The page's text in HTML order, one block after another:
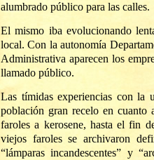
alumbrado público para las calles.
El mismo iba evolucionando
local. Con la autonomía
Administrativa aparecen los
llamado público.
Las tímidas experiencias con la
población gran recelo en cuanto
faroles a kerosene, hasta el fin
viejos faroles se archivaron
“lámparas incandescentes” y